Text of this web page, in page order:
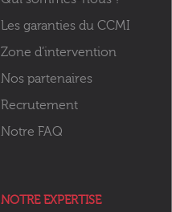
Les garanties du CCMI
Zone d’intervention
Nos partenaires
Recrutement
Notre FAQ
NOTRE EXPERTISE